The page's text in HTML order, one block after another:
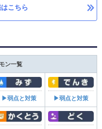
こちら
ン一覧
▶弱点と対策 ▶弱点と対策